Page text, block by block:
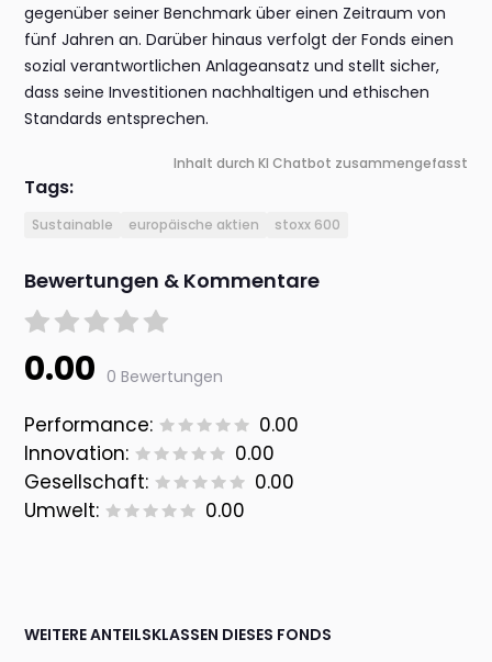
gegenüber seiner Benchmark über einen Zeitraum von
fünf Jahren an. Darüber hinaus verfolgt der Fonds einen
sozial verantwortlichen Anlageansatz und stellt sicher,
dass seine Investitionen nachhaltigen und ethischen
Standards entsprechen.
Inhalt durch KI Chatbot zusammengefasst
Tags:
Sustainable europäische aktien stoxx 600
Bewertungen & Kommentare
0.00 0 Bewertungen
Performance:
0.00
Innovation:
0.00
Gesellschaft:
0.00
Umwelt:
0.00
WEITERE ANTEILSKLASSEN DIESES FONDS